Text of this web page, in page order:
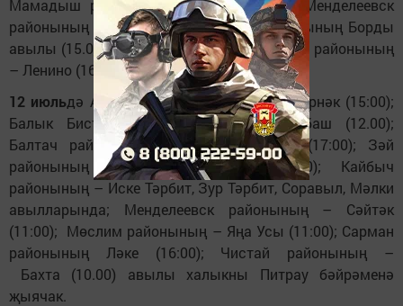
Мамадыш районының – Албай (15.00); Менделеевск
районының Тагай авылында; Тукай районының Борды
авылы (15.00), Мәләкәс (12:00); Яңа Чишмә районының
– Ленино (16.00).
12 июльдә Алабуга районының – Олы Шүрнәк (15:00);
Балык Бистәсе районының – Шомырбаш (12.00);
Балтач районының Биктәш авылында (17:00); Зәй
районының Кашка тау итәге (14.00); Кайбыч
районының – Иске Тәрбит, Зур Тәрбит, Соравыл, Мәлки
авылларында; Менделеевск районының – Сәйтәк
(11:00); Мөслим районының – Яңа Усы (11:00); Сарман
районының Ләке (16:00); Чистай районының –
Бахта (10.00) авылы халыкны Питрау бәйрәменә
җыячак.